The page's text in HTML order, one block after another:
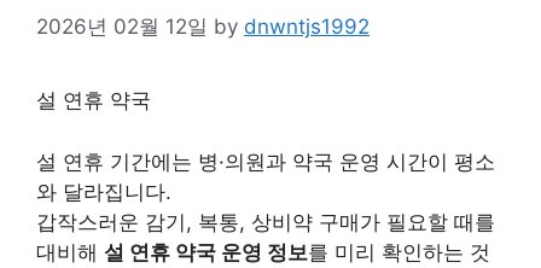
2026년 02월 12일 by dnwntjs1992
설 연휴 약국
설 연휴 기간에는 병·의원과 약국 운영 시간이 평소
와 달라집니다.
갑작스러운 감기, 복통, 상비약 구매가 필요할 때를
대비해 설 연휴 약국 운영 정보를 미리 확인하는 것